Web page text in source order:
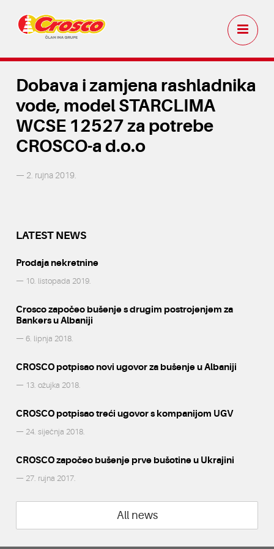
Dobava i zamjena rashladnika
vode, model STARCLIMA
WCSE 12527 za potrebe
CROSCO-a d.o.o
— 2. rujna 2019.
LATEST NEWS
Prodaja nekretnine
— 10. listopada 2019.
Crosco započeo bušenje s drugim postrojenjem za
Bankers u Albaniji
— 6. lipnja 2018.
CROSCO potpisao novi ugovor za bušenje u Albaniji
— 13. ožujka 2018.
CROSCO potpisao treći ugovor s kompanijom UGV
— 24. siječnja 2018.
CROSCO započeo bušenje prve bušotine u Ukrajini
— 27. rujna 2017.
All news